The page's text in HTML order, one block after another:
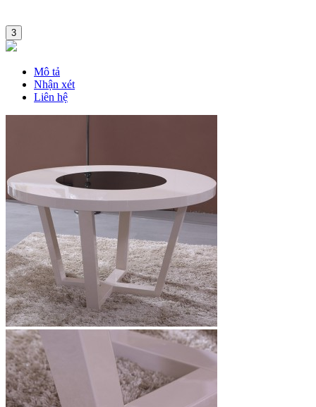
3
Mô tả
Nhận xét
Liên hệ